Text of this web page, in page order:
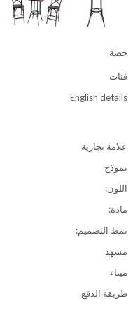
حصة
فئات
English details
علامة تجارية
نموذج
اللون:
مادة:
نمط التصميم:
مشهد
ميناء
طريقة الدفع